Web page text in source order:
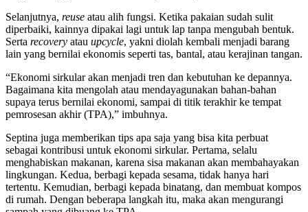
Selanjutnya, reuse atau alih fungsi. Ketika pakaian sudah sulit
diperbaiki, kainnya dipakai lagi untuk lap tanpa mengubah bentuk.
Serta recovery atau upcycle, yakni diolah kembali menjadi barang
lain yang bernilai ekonomis seperti tas, bantal, atau kerajinan tangan.
“Ekonomi sirkular akan menjadi tren dan kebutuhan ke depannya.
Bagaimana kita mengolah atau mendayagunakan bahan-bahan
supaya terus bernilai ekonomi, sampai di titik terakhir ke tempat
pemrosesan akhir (TPA),” imbuhnya.
Septina juga memberikan tips apa saja yang bisa kita perbuat
sebagai kontribusi untuk ekonomi sirkular. Pertama, selalu
menghabiskan makanan, karena sisa makanan akan membahayakan
lingkungan. Kedua, berbagi kepada sesama, tidak hanya hari
tertentu. Kemudian, berbagi kepada binatang, dan membuat kompos
di rumah. Dengan beberapa langkah itu, maka akan mengurangi